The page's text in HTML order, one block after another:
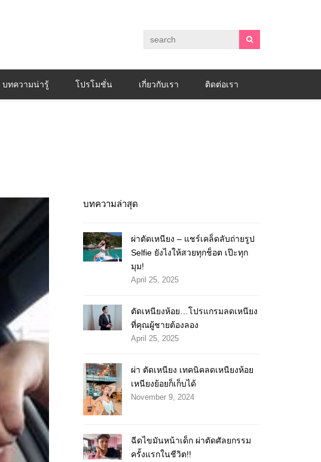
บทความน่ารู้ โปรโมชั่น เกี่ยวกับเรา ติดต่อเรา
บทความล่าสุด
ผ่าตัดเหนียง – แชร์เคล็ดลับถ่ายรูป
Selfie ยังไงให้สวยทุกช็อต เป๊ะทุก
มุม!
April 25, 2025
ตัดเหนียงห้อย…โปรแกรมลดเหนียง
ที่คุณผู้ชายต้องลอง
April 25, 2025
ผ่า ตัดเหนียง เทคนิคลดเหนียงห้อย
เหนียงย้อยก็เก็บได้
November 9, 2024
ฉีดไขมันหน้าเด็ก ผ่าตัดศัลยกรรม
ครั้งแรกในชีวิต!!